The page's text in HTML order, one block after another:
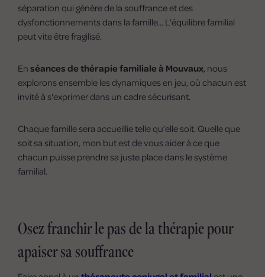
séparation qui génère de la souffrance et des
dysfonctionnements dans la famille... L'équilibre familial
peut vite être fragilisé.
En séances de thérapie familiale à Mouvaux, nous
explorons ensemble les dynamiques en jeu, où chacun est
invité à s'exprimer dans un cadre sécurisant.
Chaque famille sera accueillie telle qu’elle soit. Quelle que
soit sa situation, mon but est de vous aider à ce que
chacun puisse prendre sa juste place dans le système
familial.
Osez franchir le pas de la thérapie pour
apaiser sa souffrance